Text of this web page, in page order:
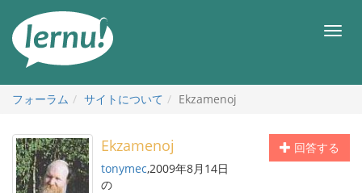
メ
フォーラム
サイトについて Ekzamenoj
回答する
Ekzamenoj
tonymec,2009年8月14日
の